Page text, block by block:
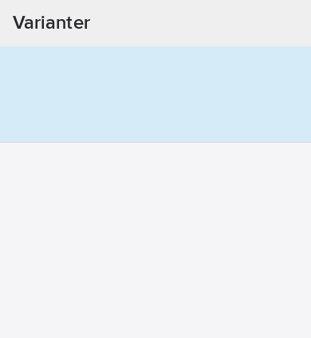
Varianter